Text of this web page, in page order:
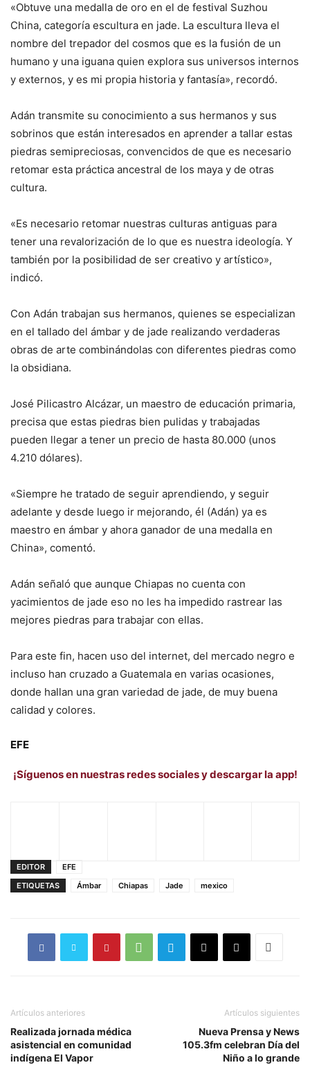
«Obtuve una medalla de oro en el de festival Suzhou
China, categoría escultura en jade. La escultura lleva el
nombre del trepador del cosmos que es la fusión de un
humano y una iguana quien explora sus universos internos
y externos, y es mi propia historia y fantasía», recordó.
Adán transmite su conocimiento a sus hermanos y sus
sobrinos que están interesados en aprender a tallar estas
piedras semipreciosas, convencidos de que es necesario
retomar esta práctica ancestral de los maya y de otras
cultura.
«Es necesario retomar nuestras culturas antiguas para
tener una revalorización de lo que es nuestra ideología. Y
también por la posibilidad de ser creativo y artístico»,
indicó.
Con Adán trabajan sus hermanos, quienes se especializan
en el tallado del ámbar y de jade realizando verdaderas
obras de arte combinándolas con diferentes piedras como
la obsidiana.
José Pilicastro Alcázar, un maestro de educación primaria,
precisa que estas piedras bien pulidas y trabajadas
pueden llegar a tener un precio de hasta 80.000 (unos
4.210 dólares).
«Siempre he tratado de seguir aprendiendo, y seguir
adelante y desde luego ir mejorando, él (Adán) ya es
maestro en ámbar y ahora ganador de una medalla en
China», comentó.
Adán señaló que aunque Chiapas no cuenta con
yacimientos de jade eso no les ha impedido rastrear las
mejores piedras para trabajar con ellas.
Para este fin, hacen uso del internet, del mercado negro e
incluso han cruzado a Guatemala en varias ocasiones,
donde hallan una gran variedad de jade, de muy buena
calidad y colores.
EFE
¡Síguenos en nuestras redes sociales y descargar la app!
EDITOR
EFE
ETIQUETAS
Ámbar Chiapas Jade mexico
Artículos anteriores
Realizada jornada médica
asistencial en comunidad
indígena El Vapor
Artículos siguientes
Nueva Prensa y News
105.3fm celebran Día del
Niño a lo grande